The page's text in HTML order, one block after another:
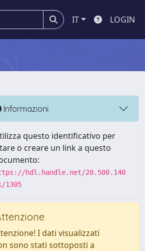
IT LOGIN
Informazioni
questo identificativo per
o creare un link a questo
hdl.handle.net/20.500.140
1305
I dati visualizzati
sono stati sottoposti a